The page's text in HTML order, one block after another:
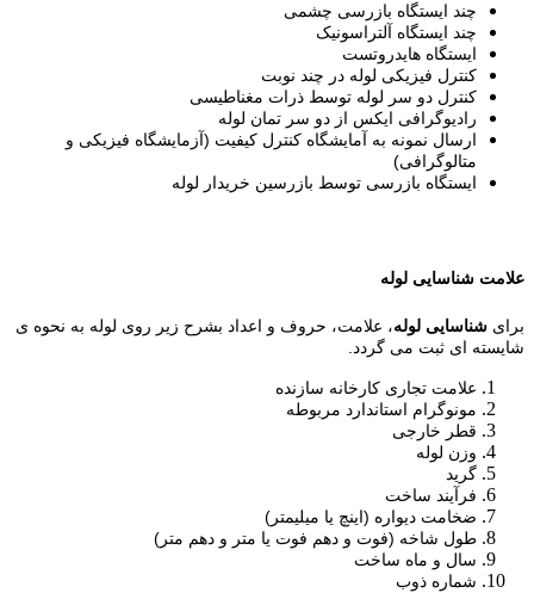
چند ایستگاه بازرسی چشمی
چند ایستگاه آلتراسونیک
ایستگاه هایدروتست
کنترل فیزیکی لوله در چند نوبت
کنترل دو سر لوله توسط ذرات مغناطیسی
رادیوگرافی ایکس از دو سر تمان لوله
ارسال نمونه به آمایشگاه کنترل کیفیت (آزمایشگاه فیزیکی و
متالوگرافی)
ایستگاه بازرسی توسط بازرسین خریدار لوله
علامت شناسایی لوله
برای شناسایی لوله، علامت، حروف و اعداد بشرح زیر روی لوله به نحوه ی
شایسته ای ثبت می گردد.
علامت تجاری کارخانه سازنده
مونوگرام استاندارد مربوطه
قطر خارجی
وزن لوله
گرید
فرآیند ساخت
ضخامت دیواره (اینچ یا میلیمتر)
طول شاخه (فوت و دهم فوت یا متر و دهم متر)
سال و ماه ساخت
شماره ذوب